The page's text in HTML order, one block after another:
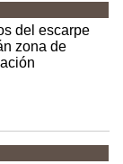
del escarpe
zona de